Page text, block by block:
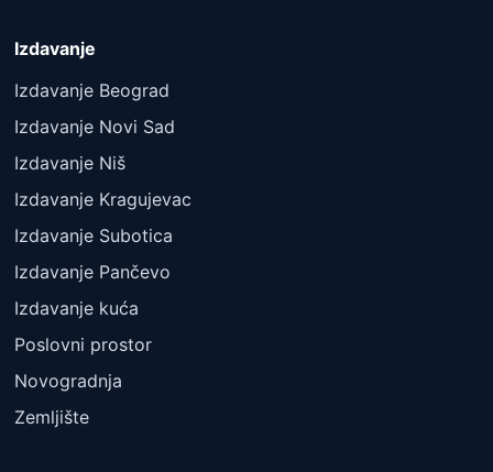
Izdavanje
Izdavanje Beograd
Izdavanje Novi Sad
Izdavanje Niš
Izdavanje Kragujevac
Izdavanje Subotica
Izdavanje Pančevo
Izdavanje kuća
Poslovni prostor
Novogradnja
Zemljište